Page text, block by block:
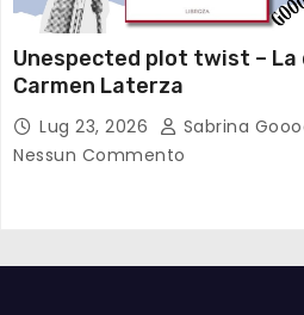
Unespected plot twist – La
Carmen Laterza
Lug 23, 2026
Sabrina
Nessun Commento